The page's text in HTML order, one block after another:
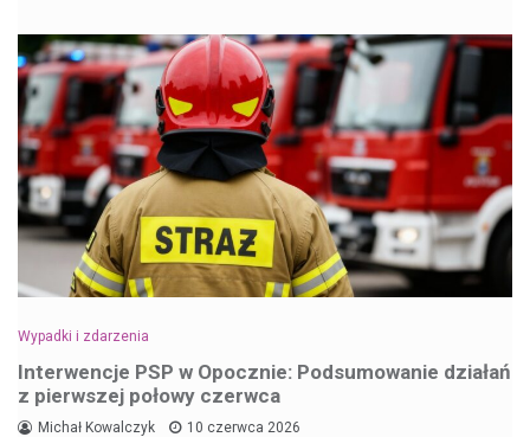
Wypadki i zdarzenia
Interwencje PSP w Opocznie: Podsumowanie działań
z pierwszej połowy czerwca
Michał Kowalczyk 10 czerwca 2026